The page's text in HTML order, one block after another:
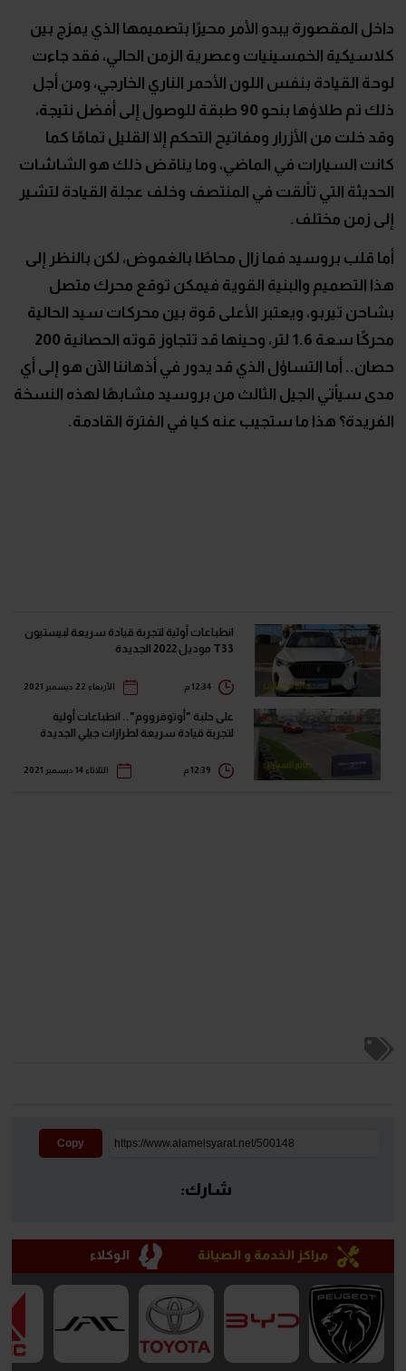
داخل المقصورة يبدو الأمر محيرًا بتصميمها الذي يمزج بين
كلاسيكية الخمسينيات وعصرية الزمن الحالي، فقد جاءت
لوحة القيادة بنفس اللون الأحمر الناري الخارجي، ومن أجل
ذلك تم طلاؤها بنحو 90 طبقة للوصول إلى أفضل نتيجة،
وقد خلت من الأزرار ومفاتيح التحكم إلا القليل تمامًا كما
كانت السيارات في الماضي، وما يناقض ذلك هو الشاشات
الحديثة التي تألقت في المنتصف وخلف عجلة القيادة لتشير
إلى زمن مختلف.
أما قلب بروسيد فما زال محاطًا بالغموض، لكن بالنظر إلى
هذا التصميم والبنية القوية فيمكن توقع محرك متصل
بشاحن تيربو، ويعتبر الأعلى قوة بين محركات سيد الحالية
محركًا سعة 1.6 لتر، وحينها قد تتجاوز قوته الحصانية 200
حصان.. أما التساؤل الذي قد يدور في أذهاننا الآن هو إلى أي
مدى سيأتي الجيل الثالث من بروسيد مشابهًا لهذه النسخة
الفريدة؟ هذا ما ستجيب عنه كيا في الفترة القادمة.
انطباعات أولية لتجربة قيادة سريعة لبيستيون
T33 موديل 2022 الجديدة
12:34 م الأربعاء 22 ديسمبر 2021
على حلبة "أوتوفرووم".. انطباعات أولية
لتجربة قيادة سريعة لطرازات جيلي الجديدة
الثلاثاء 14 ديسمبر 2021
Copy
شارك:
مراكز الخدمة و الصيانة الوكلاء